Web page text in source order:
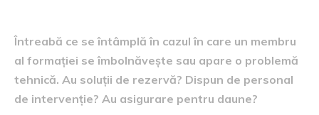
Întreabă ce se întâmplă în cazul în care un membru
al formației se îmbolnăvește sau apare o problemă
tehnică. Au soluții de rezervă? Dispun de personal
de intervenție? Au asigurare pentru daune?